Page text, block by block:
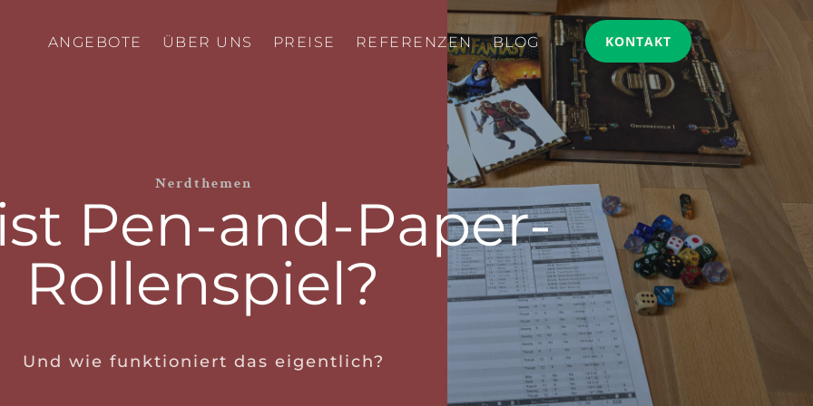
ANGEBOTE ÜBER UNS PREISE REFERENZEN BLOG KONTAKT
Nerdthemen
Pen-and-Paper-
Rollenspiel?
Und wie funktioniert das eigentlich?